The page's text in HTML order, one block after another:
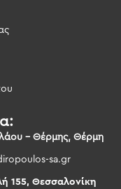
– Θέρμης, Θέρμη
sa.gr
155, Θεσσαλονίκη